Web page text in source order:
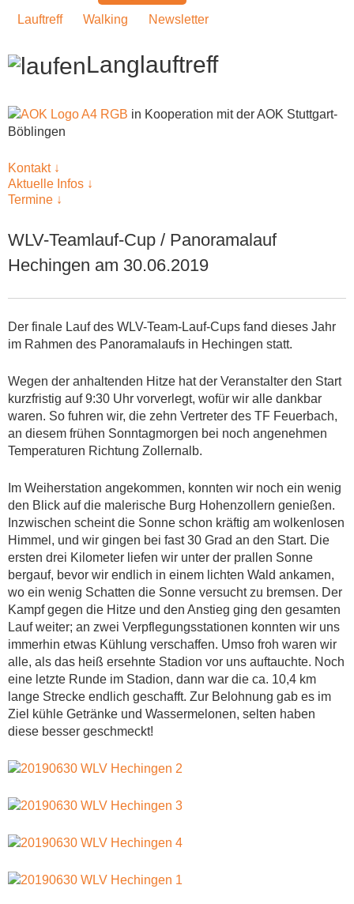
Lauftreff
Walking Newsletter
Langlauftreff
in Kooperation mit der AOK Stuttgart-
Böblingen
Kontakt↓
Aktuelle Infos ↓
Termine ↓
WLV-Teamlauf-Cup / Panoramalauf
Hechingen am 30.06.2019
Der finale Lauf des WLV-Team-Lauf-Cups fand dieses Jahr
im Rahmen des Panoramalaufs in Hechingen statt.
Wegen der anhaltenden Hitze hat der Veranstalter den Start
kurzfristig auf 9:30 Uhr vorverlegt, wofür wir alle dankbar
waren. So fuhren wir, die zehn Vertreter des TF Feuerbach,
an diesem frühen Sonntagmorgen bei noch angenehmen
Temperaturen Richtung Zollernalb.
Im Weiherstation angekommen, konnten wir noch ein wenig
den Blick auf die malerische Burg Hohenzollern genießen.
Inzwischen scheint die Sonne schon kräftig am wolkenlosen
Himmel, und wir gingen bei fast 30 Grad an den Start. Die
ersten drei Kilometer liefen wir unter der prallen Sonne
bergauf, bevor wir endlich in einem lichten Wald ankamen,
wo ein wenig Schatten die Sonne versucht zu bremsen. Der
Kampf gegen die Hitze und den Anstieg ging den gesamten
Lauf weiter; an zwei Verpflegungsstationen konnten wir uns
immerhin etwas Kühlung verschaffen. Umso froh waren wir
alle, als das heiß ersehnte Stadion vor uns auftauchte. Noch
eine letzte Runde im Stadion, dann war die ca. 10,4 km
lange Strecke endlich geschafft. Zur Belohnung gab es im
Ziel kühle Getränke und Wassermelonen, selten haben
diese besser geschmeckt!